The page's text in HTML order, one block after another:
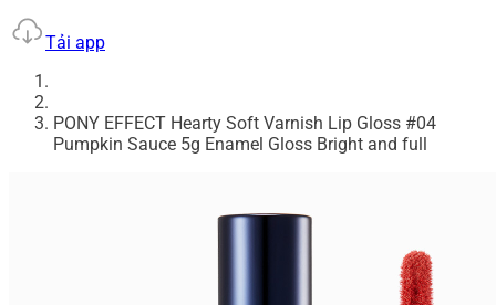
Tải app
PONY EFFECT Hearty Soft Varnish Lip Gloss #04
Pumpkin Sauce 5g Enamel Gloss Bright and full